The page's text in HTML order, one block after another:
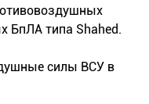
БпЛА типа Shahed.
силы ВСУ в